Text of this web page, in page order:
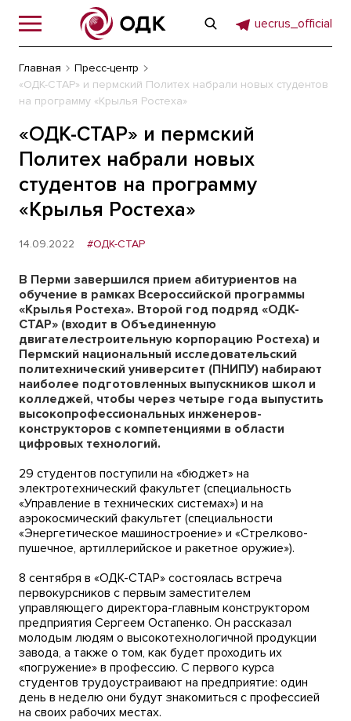
uecrus_official
Главная
Пресс-центр
«ОДК-СТАР» и пермский Политех набрали новых студентов
на программу «Крылья Ростеха»
«ОДК-СТАР» и пермский
Политех набрали новых
студентов на программу
«Крылья Ростеха»
14.09.2022 #ОДК-СТАР
В Перми завершился прием абитуриентов на
обучение в рамках Всероссийской программы
«Крылья Ростеха». Второй год подряд «ОДК-
СТАР» (входит в Объединенную
двигателестроительную корпорацию Ростеха) и
Пермский национальный исследовательский
политехнический университет (ПНИПУ) набирают
наиболее подготовленных выпускников школ и
колледжей, чтобы через четыре года выпустить
высокопрофессиональных инженеров-
конструкторов с компетенциями в области
цифровых технологий.
29 студентов поступили на «бюджет» на
электротехнический факультет (специальность
«Управление в технических системах») и на
аэрокосмический факультет (специальности
«Энергетическое машиностроение» и «Стрелково-
пушечное, артиллерийское и ракетное оружие»).
8 сентября в «ОДК-СТАР» состоялась встреча
первокурсников с первым заместителем
управляющего директора-главным конструктором
предприятия Сергеем Остапенко. Он рассказал
молодым людям о высокотехнологичной продукции
завода, а также о том, как будет проходить их
«погружение» в профессию. С первого курса
студентов трудоустраивают на предприятие: один
день в неделю они будут знакомиться с профессией
на своих рабочих местах.